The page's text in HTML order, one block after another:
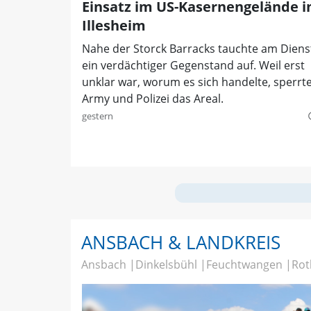
Einsatz im US-Kasernengelände
Illesheim
Nahe der Storck Barracks tauchte am
ein verdächtiger Gegenstand auf. Weil erst
unklar war, worum es sich handelte,
Army und Polizei das Areal.
gestern
ANSBACH & LANDKREIS
Ansbach Dinkelsbühl Feuchtwangen